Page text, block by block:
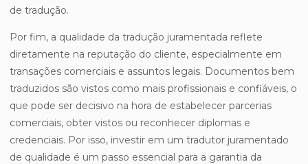
de tradução.
Por fim, a qualidade da tradução juramentada reflete
diretamente na reputação do cliente, especialmente em
transações comerciais e assuntos legais. Documentos bem
traduzidos são vistos como mais profissionais e confiáveis, o
que pode ser decisivo na hora de estabelecer parcerias
comerciais, obter vistos ou reconhecer diplomas e
credenciais. Por isso, investir em um tradutor juramentado
de qualidade é um passo essencial para a garantia da